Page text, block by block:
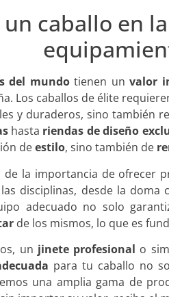
un caballo en
del mundotienen unvalor
Los caballos de élite
y duraderos, sino también
hasta riendas de diseño
deestilo, sino también de
de la importancia de ofrecer
disciplinas, desde la doma
adecuado no solo
de los mismos, lo que es
un jinete profesional o
para tu caballo no
una amplia gama de